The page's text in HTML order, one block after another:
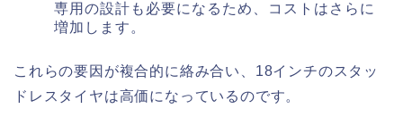
専用の設計も必要になるため、コストはさらに
増加します。
これらの要因が複合的に絡み合い、18インチのスタッ
ドレスタイヤは高価になっているのです。